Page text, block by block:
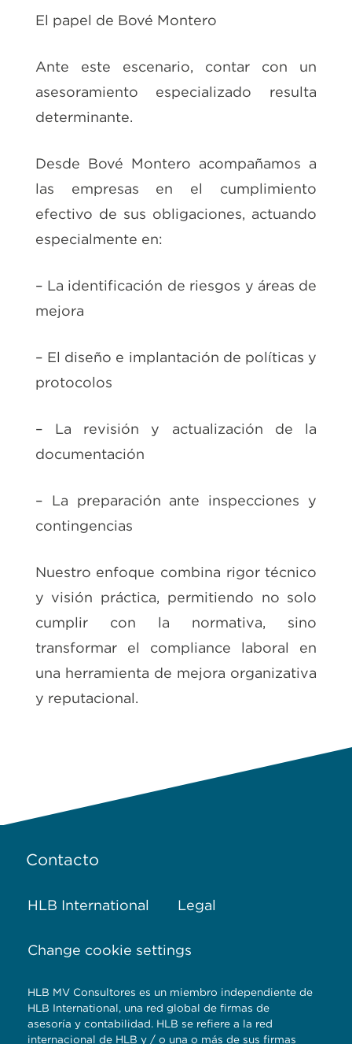
El papel de Bové Montero
Ante este escenario, contar con un
asesoramiento especializado resulta
determinante.
Desde Bové Montero acompañamos a
las empresas en el cumplimiento
efectivo de sus obligaciones, actuando
especialmente en:
– La identificación de riesgos y áreas de
mejora
– El diseño e implantación de políticas y
protocolos
– La revisión y actualización de la
documentación
– La preparación ante inspecciones y
contingencias
Nuestro enfoque combina rigor técnico
y visión práctica, permitiendo no solo
cumplir con la normativa, sino
transformar el compliance laboral en
una herramienta de mejora organizativa
y reputacional.
Contacto
HLB International Legal
Change cookie settings
HLB MV Consultores es un miembro independiente de
HLB International, una red global de firmas de
asesoría y contabilidad. HLB se refiere a la red
internacional de HLB y / o una o más de sus firmas